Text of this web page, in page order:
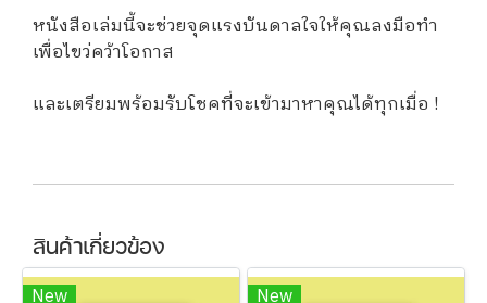
หนังสือเล่มนี้จะช่วยจุดแรงบันดาลใจให้คุณลงมือทำ
เพื่อไขว่คว้าโอกาส
และเตรียมพร้อมรับโชคที่จะเข้ามาหาคุณได้ทุกเมื่อ !
สินค้าเกี่ยวข้อง
New New